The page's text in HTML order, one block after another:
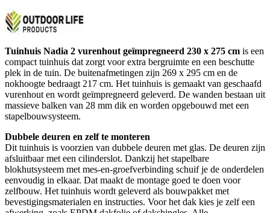
Tuinhuis Nadia 2 vurenhout geïmpregneerd 230 x 275 cm is een
compact tuinhuis dat zorgt voor extra bergruimte en een beschutte
plek in de tuin. De buitenafmetingen zijn 269 x 295 cm en de
nokhoogte bedraagt 217 cm. Het tuinhuis is gemaakt van geschaafd
vurenhout en wordt geïmpregneerd geleverd. De wanden bestaan uit
massieve balken van 28 mm dik en worden opgebouwd met een
stapelbouwsysteem.
Dubbele deuren en zelf te monteren
Dit tuinhuis is voorzien van dubbele deuren met glas. De deuren zijn
afsluitbaar met een cilinderslot. Dankzij het stapelbare
blokhutsysteem met mes-en-groefverbinding schuif je de onderdelen
eenvoudig in elkaar. Dat maakt de montage goed te doen voor
zelfbouw. Het tuinhuis wordt geleverd als bouwpakket met
bevestigingsmaterialen en instructies. Voor het dak kies je zelf een